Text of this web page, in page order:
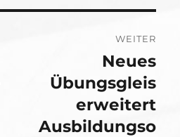
WEITER
Beitrag:
Neues
Übungsgleis
erweitert
Ausbildungso